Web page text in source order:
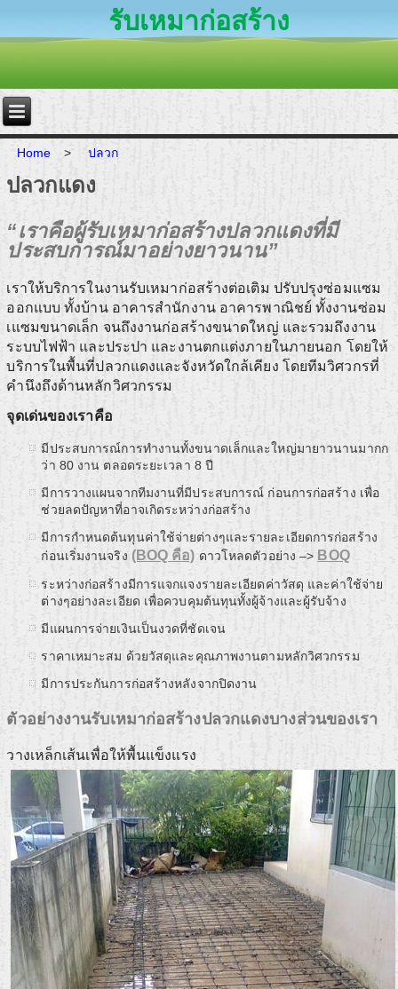
รับเหมาก่อสร้าง
Home > ปลวก
ปลวกแดง
“เราคือผู้รับเหมาก่อสร้างปลวกแดงที่มี
ประสบการณ์มาอย่างยาวนาน”
เราให้บริการในงานรับเหมาก่อสร้างต่อเติม ปรับปรุงซ่อมแซม
ออกแบบ ทั้งบ้าน อาคารสำนักงาน อาคารพาณิชย์ ทั้งงานซ่อม
เแซมขนาดเล็ก จนถึงงานก่อสร้างขนาดใหญ่ และรวมถึงงาน
ระบบไฟฟ้า และประปา และงานตกแต่งภายในภายนอก โดยให้
บริการในพื้นที่ปลวกแดงและจังหวัดใกล้เคียง โดยทีมวิศวกรที่
คำนึงถึงด้านหลักวิศวกรรม
จุดเด่นของเราคือ
มีประสบการณ์การทำงานทั้งขนาดเล็กและใหญ่มายาวนานมากก
ว่า 80 งาน ตลอดระยะเวลา 8 ปี
มีการวางแผนจากทีมงานที่มีประสบการณ์ ก่อนการก่อสร้าง เพื่อ
ช่วยลดปัญหาที่อาจเกิดระหว่างก่อสร้าง
มีการกำหนดต้นทุนค่าใช้จ่ายต่างๆและรายละเอียดการก่อสร้าง
ก่อนเริ่มงานจริง (BOQ คือ) ดาวโหลดตัวอย่าง –> BOQ
ระหว่างก่อสร้างมีการแจกแจงรายละเอียดค่าวัสดุ และค่าใช้จ่าย
ต่างๆอย่างละเอียด เพื่อควบคุมต้นทุนทั้งผู้จ้างและผู้รับจ้าง
มีแผนการจ่ายเงินเป็นงวดที่ชัดเจน
ราคาเหมาะสม ด้วยวัสดุและคุณภาพงานตามหลักวิศวกรรม
มีการประกันการก่อสร้างหลังจากปิดงาน
ตัวอย่างงานรับเหมาก่อสร้างปลวกแดงบางส่วนของเรา
วางเหล็กเส้นเพื่อให้พื้นแข็งแรง